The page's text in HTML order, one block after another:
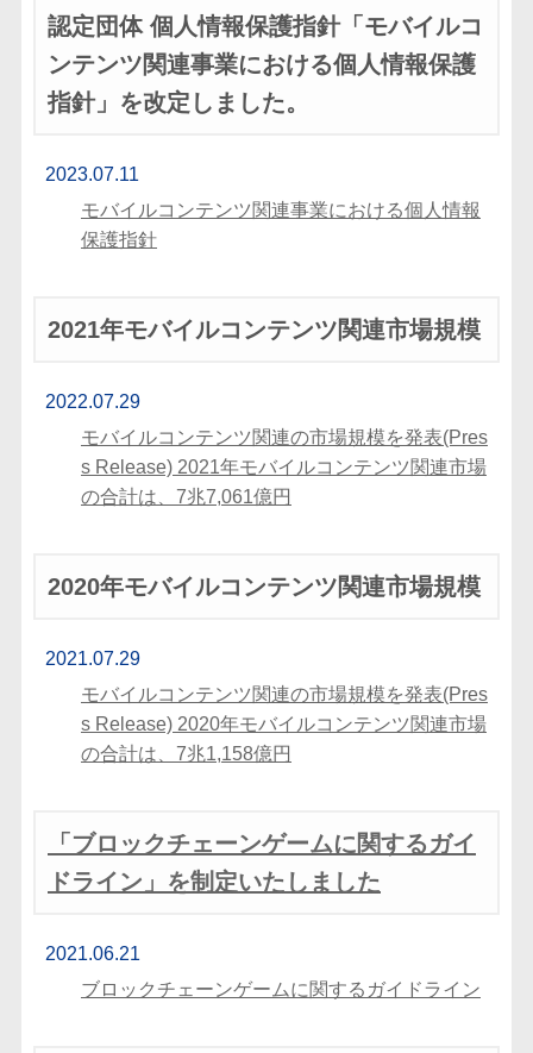
認定団体 個人情報保護指針「モバイルコ
ンテンツ関連事業における個人情報保護
指針」を改定しました。
2023.07.11
モバイルコンテンツ関連事業における個人情報
保護指針
2021年モバイルコンテンツ関連市場規模
2022.07.29
モバイルコンテンツ関連の市場規模を発表(Pres
s Release) 2021年モバイルコンテンツ関連市場
の合計は、7兆7,061億円
2020年モバイルコンテンツ関連市場規模
2021.07.29
モバイルコンテンツ関連の市場規模を発表(Pres
s Release) 2020年モバイルコンテンツ関連市場
の合計は、7兆1,158億円
「ブロックチェーンゲームに関するガイ
ドライン」を制定いたしました
2021.06.21
ブロックチェーンゲームに関するガイドライン